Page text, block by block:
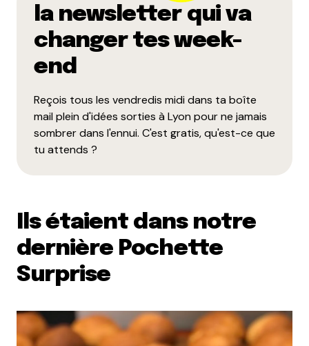
la newsletter qui va
changer tes week-
end
Reçois tous les vendredis midi dans ta boîte
mail plein d'idées sorties à Lyon pour ne jamais
sombrer dans l'ennui. C'est gratis, qu'est-ce que
tu attends ?
Ils étaient dans notre
dernière Pochette
Surprise